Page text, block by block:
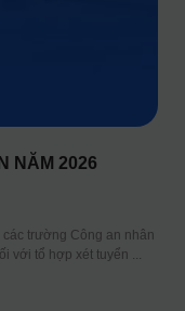
NĂM 2026
trường Công an nhân
với tổ hợp xét tuyển